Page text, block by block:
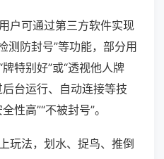
户可通过第三方软件实现
测防封号”等功能，部分用
特别好”或“透视他人牌
台运行、自动连接等技
性高”“不被封号”。
玩法，划水、捉鸟、推倒